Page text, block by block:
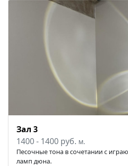
Зал 3
1400 - 1400 руб. м.
Песочные тона в сочетании с
ламп дюна.